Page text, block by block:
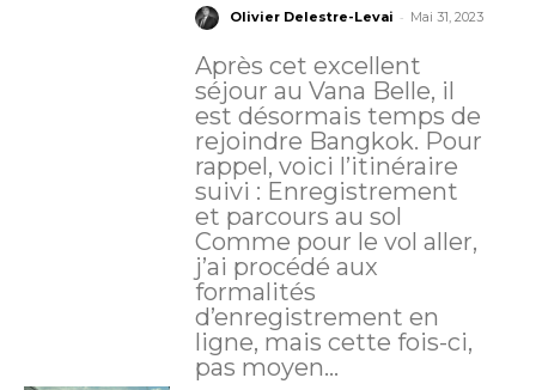
Olivier Delestre-Levai - Mai 31, 2023
Après cet excellent
séjour au Vana Belle, il
est désormais temps de
rejoindre Bangkok. Pour
rappel, voici l’itinéraire
suivi : Enregistrement
et parcours au sol
Comme pour le vol aller,
j’ai procédé aux
formalités
d’enregistrement en
ligne, mais cette fois-ci,
pas moyen...